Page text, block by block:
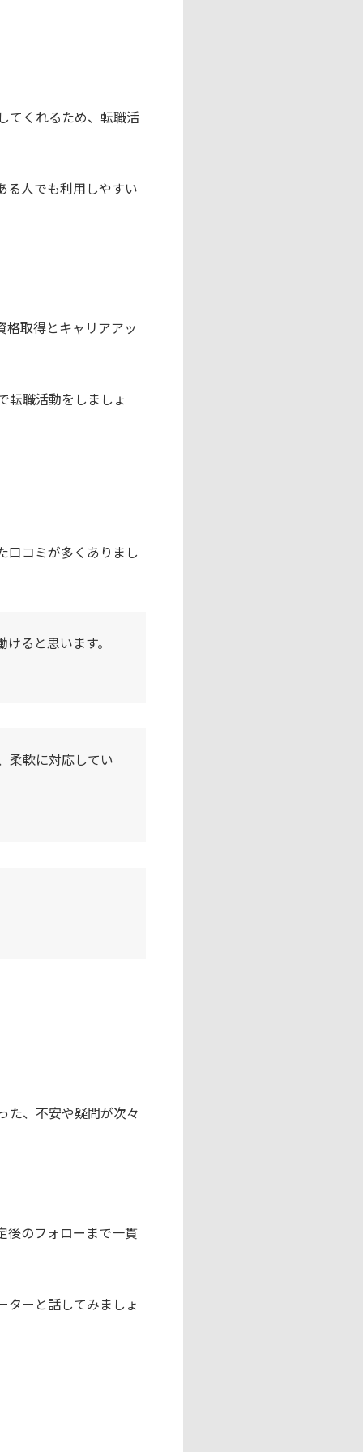
てくれるため、転職活
る人でも利用しやすい
格取得とキャリアアッ
転職活動をしましょ
口コミが多くありまし
ると思います。
柔軟に対応してい
た、不安や疑問が次々
後のフォローまで一貫
ターと話してみましょ